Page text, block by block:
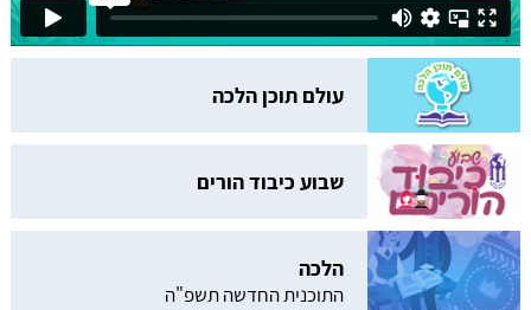
עולם תוכן הלכה
שבוע כיבוד הורים
הלכה
התוכנית החדשה תשפ"ה